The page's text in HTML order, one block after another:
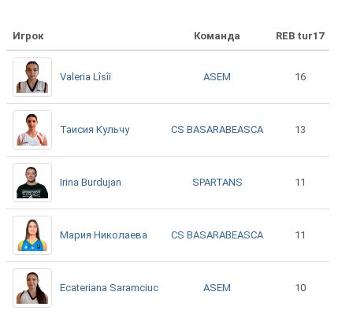
Игрок Команда REB tur17
Valeria Lîsîi ASEM 16
Таисия Кульчу CS BASARABEASCA 13
Irina Burdujan SPARTANS 11
Мария Николаева CS BASARABEASCA 11
Ecateriana Saramciuc ASEM 10